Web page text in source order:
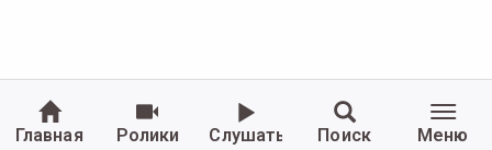
Главная Ролики Слушать Поиск Меню